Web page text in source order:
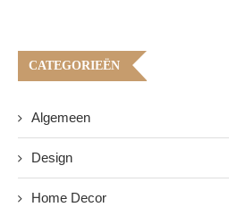
CATEGORIEËN
Algemeen
Design
Home Decor